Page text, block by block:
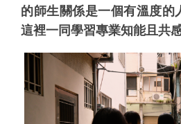
的師生關係是一個有溫度的
這裡一同學習專業知能且共